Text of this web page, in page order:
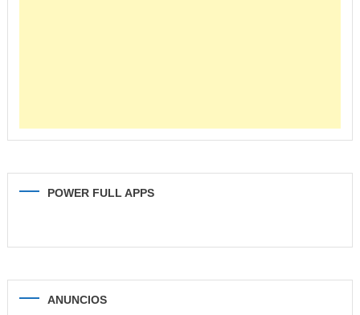
POWER FULL APPS
ANUNCIOS